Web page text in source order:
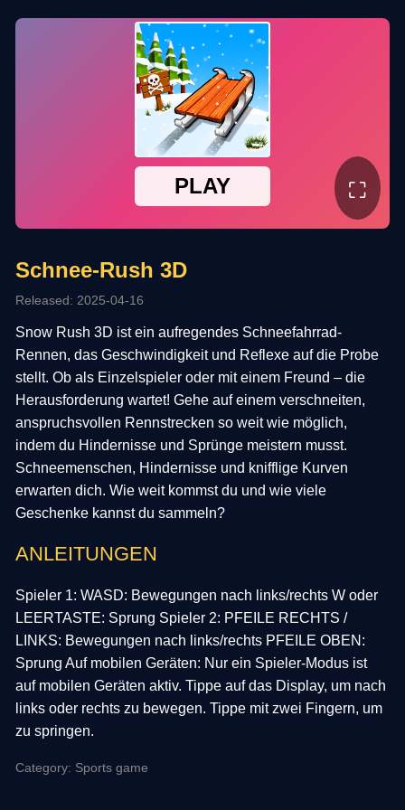
⛶
Schnee-Rush 3D
Released: 2025-04-16
Snow Rush 3D ist ein aufregendes Schneefahrrad-
Rennen, das Geschwindigkeit und Reflexe auf die Probe
stellt. Ob als Einzelspieler oder mit einem Freund – die
Herausforderung wartet! Gehe auf einem verschneiten,
anspruchsvollen Rennstrecken so weit wie möglich,
indem du Hindernisse und Sprünge meistern musst.
Schneemenschen, Hindernisse und knifflige Kurven
erwarten dich. Wie weit kommst du und wie viele
Geschenke kannst du sammeln?
ANLEITUNGEN
Spieler 1: WASD: Bewegungen nach links/rechts W oder
LEERTASTE: Sprung Spieler 2: PFEILE RECHTS /
LINKS: Bewegungen nach links/rechts PFEILE OBEN:
Sprung Auf mobilen Geräten: Nur ein Spieler-Modus ist
auf mobilen Geräten aktiv. Tippe auf das Display, um nach
links oder rechts zu bewegen. Tippe mit zwei Fingern, um
zu springen.
Category: Sports game